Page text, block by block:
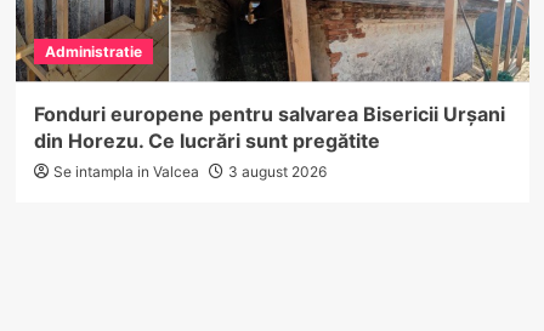
Administratie
Fonduri europene pentru salvarea Bisericii Urșani
din Horezu. Ce lucrări sunt pregătite
Se intampla in Valcea 3 august 2026